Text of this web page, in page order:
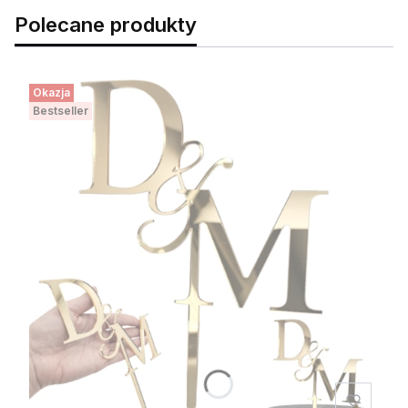
Polecane produkty
Okazja
Bestseller